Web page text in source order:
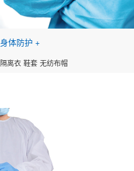
身体防护
隔离衣 鞋套 无纺布帽